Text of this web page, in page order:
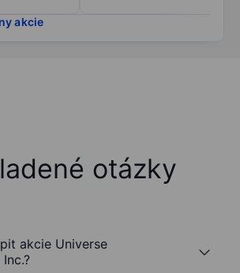
akcie
otázky
akcie Universe